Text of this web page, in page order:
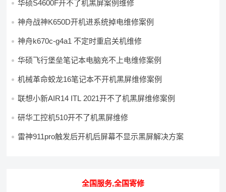
华硕S4600F开不了机黑屏案例维修
神舟战神K650D开机进系统掉电维修案例
神舟k670c-g4a1 不定时重启关机维修
华硕飞行堡垒笔记本电脑充不上电维修案例
机械革命蛟龙16笔记本不开机黑屏维修案例
联想小新AIR14 ITL 2021开不了机黑屏维修案例
研华工控机510开不了机黑屏维修
雷神911pro触发后开机后屏幕不显示黑屏解决方案
全国服务,全国寄修